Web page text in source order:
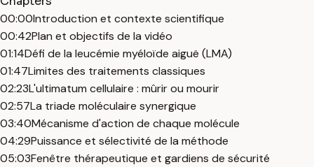
00:00Introduction et contexte scientifique
00:42Plan et objectifs de la vidéo
01:14Défi de la leucémie myéloïde aiguë (LMA)
01:47Limites des traitements classiques
02:23L'ultimatum cellulaire : mûrir ou mourir
02:57La triade moléculaire synergique
03:40Mécanisme d'action de chaque molécule
04:29Puissance et sélectivité de la méthode
05:03Fenêtre thérapeutique et gardiens de sécurité